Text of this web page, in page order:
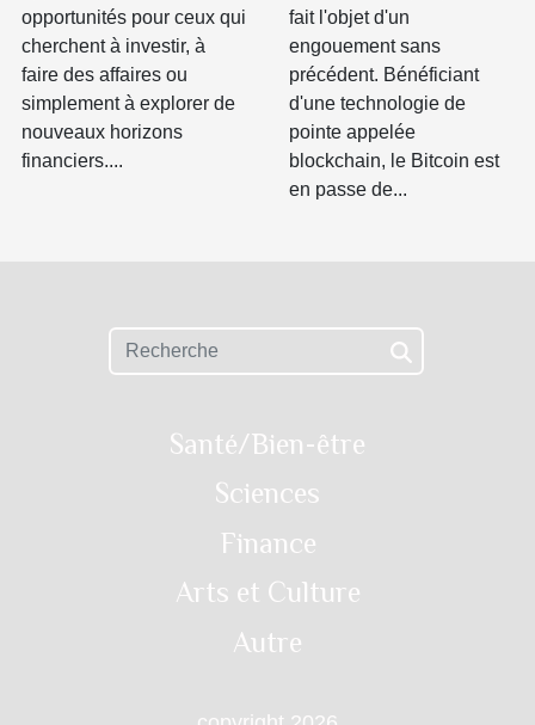
opportunités pour ceux qui
cherchent à investir, à
faire des affaires ou
simplement à explorer de
nouveaux horizons
financiers....
fait l'objet d'un
engouement sans
précédent. Bénéficiant
d'une technologie de
pointe appelée
blockchain, le Bitcoin est
en passe de...
Santé/Bien-être
Sciences
Finance
Arts et Culture
Autre